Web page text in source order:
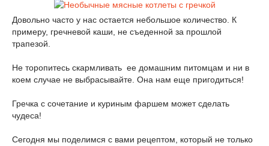
Довольно часто у нас остается небольшое количество. К
примеру, гречневой каши, не съеденной за прошлой
трапезой.
Не торопитесь скармливать ее домашним питомцам и ни в
коем случае не выбрасывайте. Она нам еще пригодиться!
Гречка с сочетание и куриным фаршем может сделать
чудеса!
Сегодня мы поделимся с вами рецептом, который не только